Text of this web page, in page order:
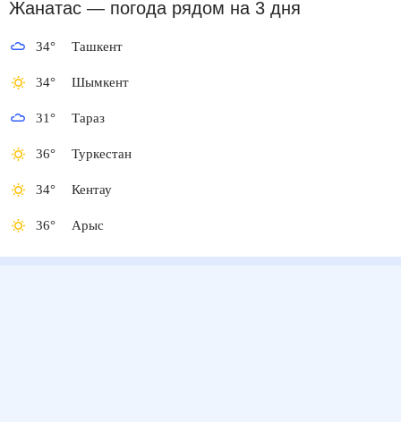
Жанатас — погода рядомна 3 дня
34° Ташкент
34° Шымкент
31° Тараз
36° Туркестан
34° Кентау
36° Арыс